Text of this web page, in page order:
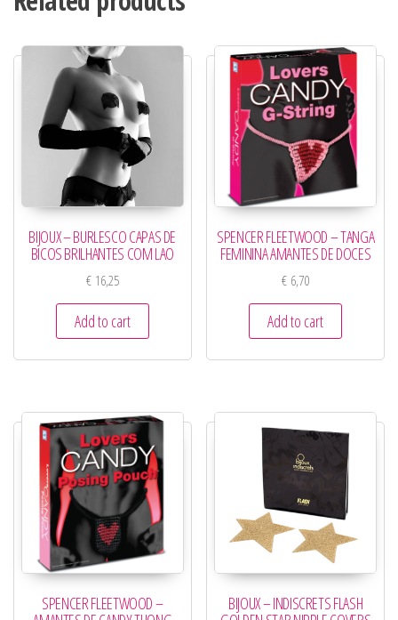
BIJOUX – BURLESCO CAPAS DE
BICOS BRILHANTES COM LAO
€16,25
Add to cart
SPENCER FLEETWOOD – TANGA
FEMININA AMANTES DE DOCES
€ 6,70
Add to cart
SPENCER FLEETWOOD – BIJOUX – INDISCRETS FLASH